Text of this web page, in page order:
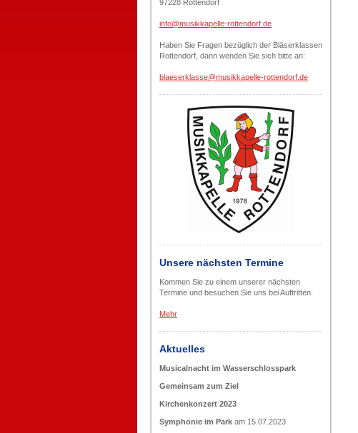
97228 Rottendorf
info@musikkapelle-rottendorf.de
Haben Sie Fragen bezüglich der Bläserklassen
Rottendorf, dann wenden Sie sich bitte an:
blaeserklasse@musikkapelle-rottendorf.de
Unsere nächsten Termine
Kommen Sie zu einem unserer nächsten
Termine und besuchen Sie uns bei Auftritten.
Mehr
Aktuelles
Musicalnacht im Wasserschlosspark
Gemeinsam zum Ziel
Kirchenkonzert 2023
Symphonie im Park am 15.07.2023